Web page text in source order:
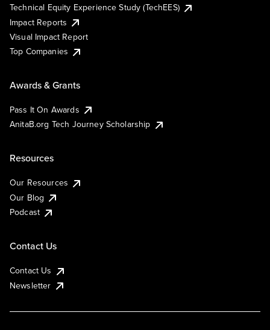
Technical Equity Experience Study (TechEES)
Impact Reports
Visual Impact Report
Top Companies
Awards & Grants
Pass It On Awards
AnitaB.org Tech Journey Scholarship
Resources
Our Resources
Our Blog
Podcast
Contact Us
Contact Us
Newsletter